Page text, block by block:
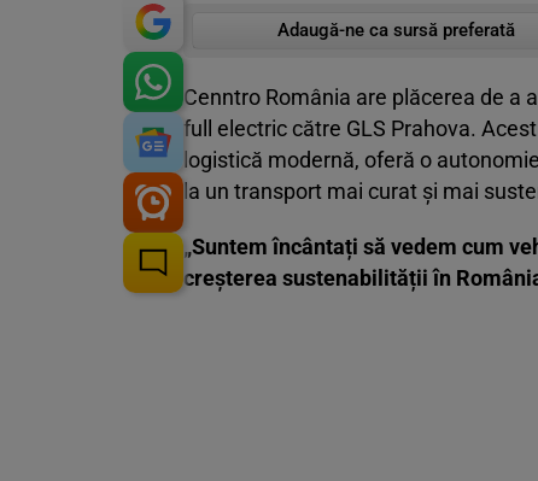
Adaugă-ne ca sursă preferată
Cenntro România are plăcerea de a
full electric către GLS Prahova.
logistică modernă, oferă o
la un transport mai curat și mai
„Suntem încântați să vedem cum
creșterea sustenabilității în